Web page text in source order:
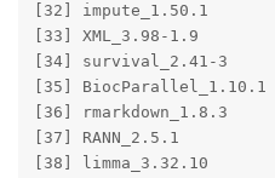
[32]
[33] XML_3.98-
[34] survival_2.41-
[35]
[36]
[37]
[38]